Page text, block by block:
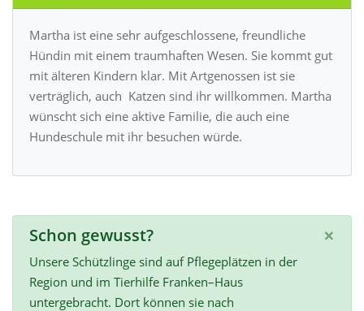
Martha ist eine sehr aufgeschlossene, freundliche
Hündin mit einem traumhaften Wesen. Sie kommt gut
mit älteren Kindern klar. Mit Artgenossen ist sie
verträglich, auch Katzen sind ihr willkommen. Martha
wünscht sich eine aktive Familie, die auch eine
Hundeschule mit ihr besuchen würde.
×
Schon gewusst?
Unsere Schützlinge sind auf Pflegeplätzen in der
Region und im Tierhilfe Franken–Haus
untergebracht. Dort können sie nach